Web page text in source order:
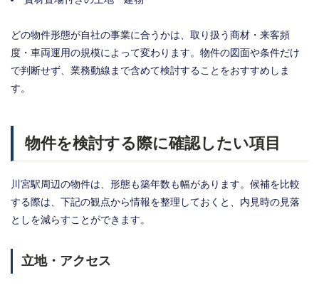
どの物件形態が自社の事業に合うかは、取り扱う商材・来客頻
度・車両運用の規模によって変わります。物件の図面や条件だけ
で判断せず、業務動線まで含めて検討することをおすすめしま
す。
物件を検討する際に確認したい項目
川宮駅周辺の物件は、形態も築年数も幅があります。候補を比較
する際は、下記の観点から情報を整理しておくと、内見時の見落
としを減らすことができます。
立地・アクセス